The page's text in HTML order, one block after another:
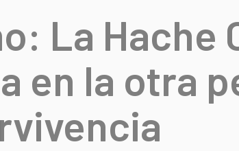
La Hache
en la otra